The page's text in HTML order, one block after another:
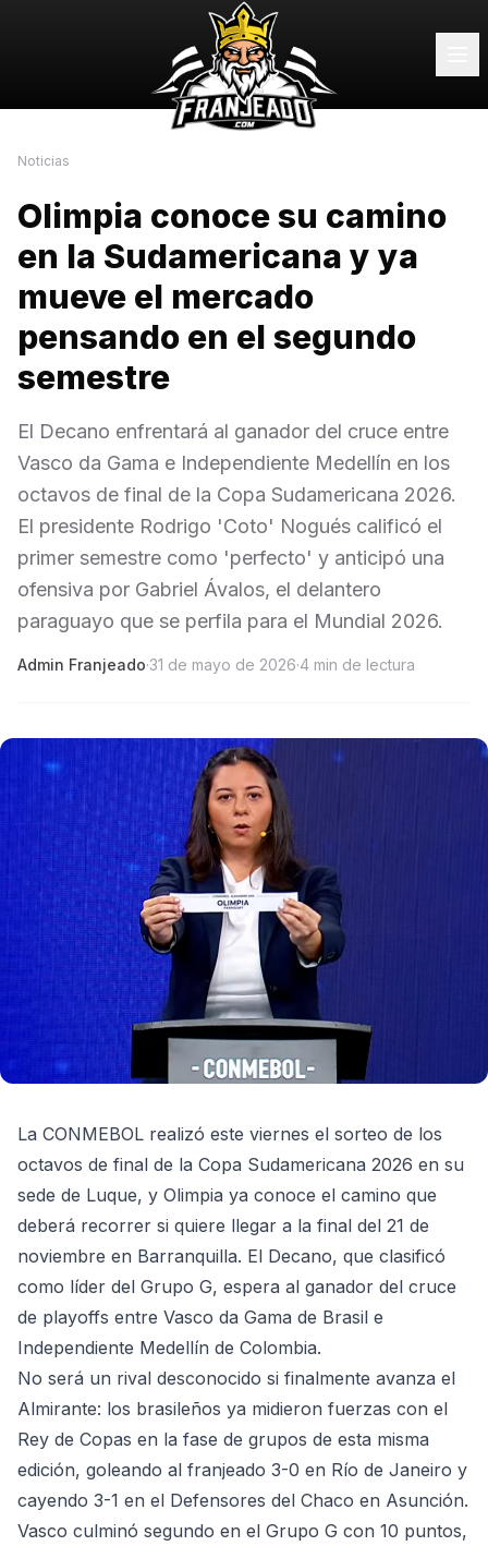
Noticias
Olimpia conoce su camino
en la Sudamericana y ya
mueve el mercado
pensando en el segundo
semestre
El Decano enfrentará al ganador del cruce entre
Vasco da Gama e Independiente Medellín en los
octavos de final de la Copa Sudamericana 2026.
El presidente Rodrigo 'Coto' Nogués calificó el
primer semestre como 'perfecto' y anticipó una
ofensiva por Gabriel Ávalos, el delantero
paraguayo que se perfila para el Mundial 2026.
Admin Franjeado·31 de mayo de 2026·4 min de lectura
La CONMEBOL realizó este viernes el sorteo de los
octavos de final de la Copa Sudamericana 2026 en su
sede de Luque, y Olimpia ya conoce el camino que
deberá recorrer si quiere llegar a la final del 21 de
noviembre en Barranquilla. El Decano, que clasificó
como líder del Grupo G, espera al ganador del cruce
de playoffs entre Vasco da Gama de Brasil e
Independiente Medellín de Colombia.
No será un rival desconocido si finalmente avanza el
Almirante: los brasileños ya midieron fuerzas con el
Rey de Copas en la fase de grupos de esta misma
edición, goleando al franjeado 3-0 en Río de Janeiro y
cayendo 3-1 en el Defensores del Chaco en Asunción.
Vasco culminó segundo en el Grupo G con 10 puntos,